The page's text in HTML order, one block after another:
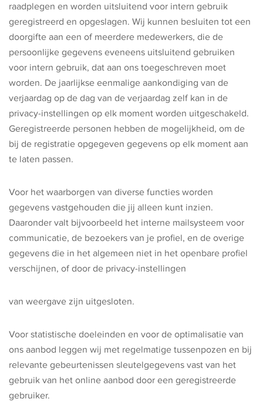
raadplegen en worden uitsluitend voor intern gebruik
geregistreerd en opgeslagen. Wij kunnen besluiten tot een
doorgifte aan een of meerdere medewerkers, die de
persoonlijke gegevens eveneens uitsluitend gebruiken
voor intern gebruik, dat aan ons toegeschreven moet
worden. De jaarlijkse eenmalige aankondiging van de
verjaardag op de dag van de verjaardag zelf kan in de
privacy-instellingen op elk moment worden uitgeschakeld.
Geregistreerde personen hebben de mogelijkheid, om de
bij de registratie opgegeven gegevens op elk moment aan
te laten passen.
Voor het waarborgen van diverse functies worden
gegevens vastgehouden die jij alleen kunt inzien.
Daaronder valt bijvoorbeeld het interne mailsysteem voor
communicatie, de bezoekers van je profiel, en de overige
gegevens die in het algemeen niet in het openbare profiel
verschijnen, of door de privacy-instellingen
van weergave zijn uitgesloten.
Voor statistische doeleinden en voor de optimalisatie van
ons aanbod leggen wij met regelmatige tussenpozen en bij
relevante gebeurtenissen sleutelgegevens vast van het
gebruik van het online aanbod door een geregistreerde
gebruiker.